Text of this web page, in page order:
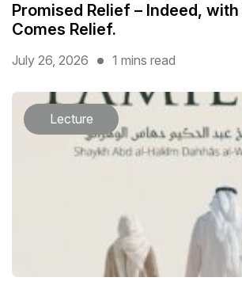
Promised Relief – Indeed,
Comes Relief.
July 26, 2026 1 mins read
Lecture